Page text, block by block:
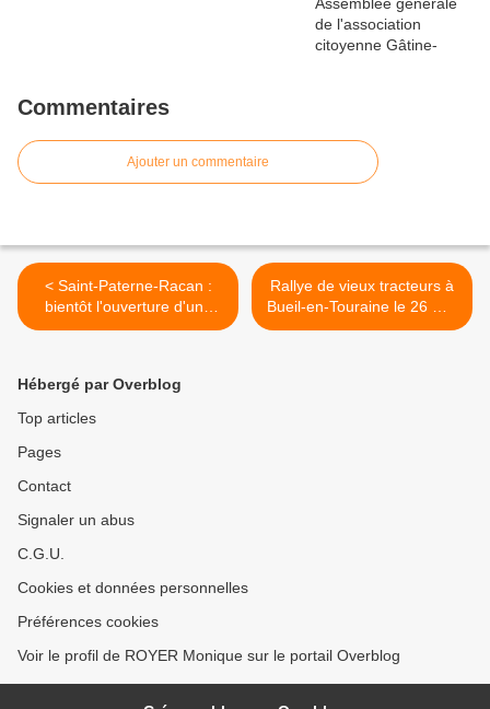
Commentaires
Ajouter un commentaire
< Saint-Paterne-Racan :
bientôt l'ouverture d'une
MAM ?
Rallye de vieux tracteurs à
Bueil-en-Touraine le 26 mai
>
Hébergé par Overblog
Top articles
Pages
Contact
Signaler un abus
C.G.U.
Cookies et données personnelles
Préférences cookies
Voir le profil de ROYER Monique sur le portail Overblog